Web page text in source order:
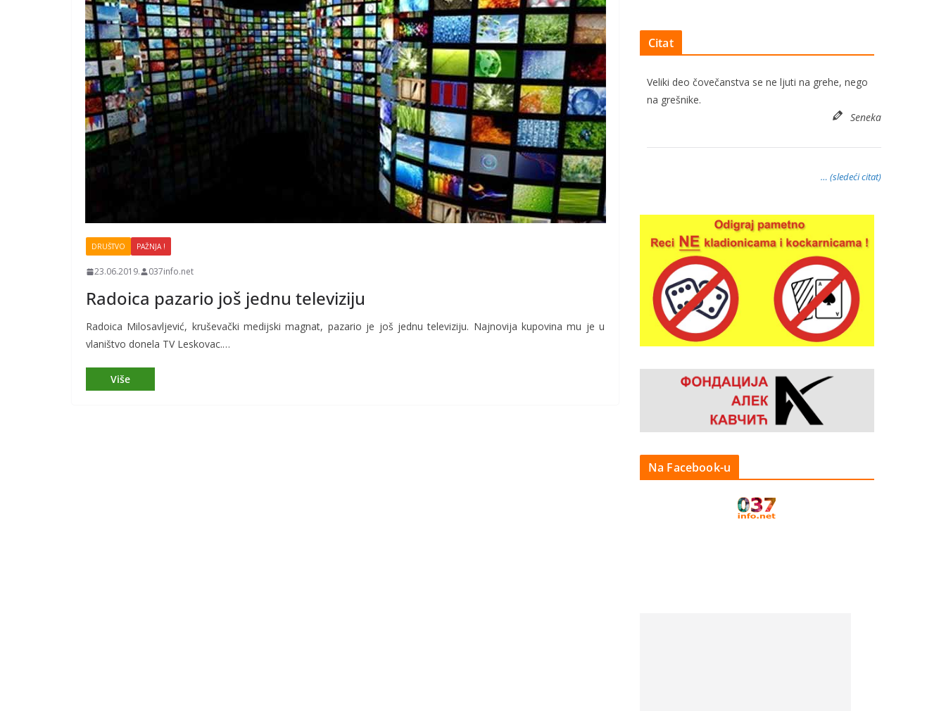
DRUŠTVO PAŽNJA !
23.06.2019. 037info.net
Radoica pazario još jednu televiziju
Radoica Milosavljević, kruševački medijski magnat, pazario je još jednu televiziju. Najnovija kupovina mu je u
vlaništvo donela TV Leskovac.…
Citat
Veliki deo čovečanstva se ne ljuti na grehe, nego
na grešnike.
Seneka
… (sledeći citat)
Na Facebook-u